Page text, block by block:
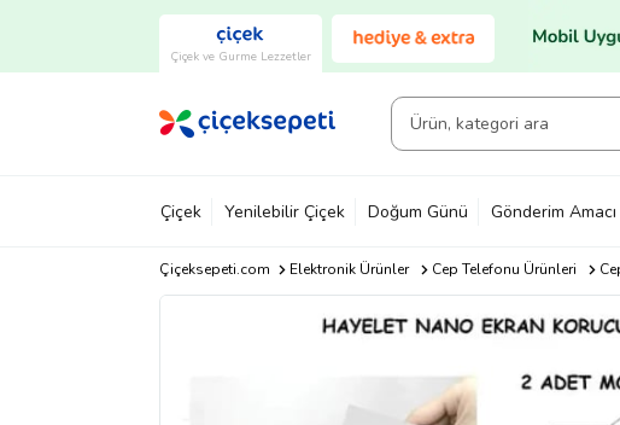
Çiçek ve Gurme Lezzetler
Çiçek Yenilebilir Çiçek Doğum Günü Gönderim Amacı
Çiçeksepeti.com Elektronik Ürünler Cep Telefonu Ürünleri